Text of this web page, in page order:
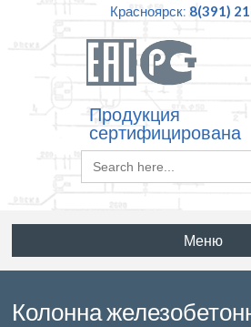
Красноярск: 8(391)
Продукция
сертифицирована
Search
for:
Меню
Колонна